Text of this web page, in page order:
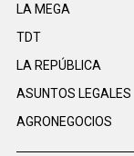
LA MEGA
TDT
LA REPÚBLICA
ASUNTOS LEGALES
AGRONEGOCIOS